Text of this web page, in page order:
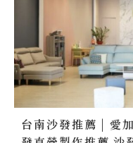
台南沙發推薦 | 愛